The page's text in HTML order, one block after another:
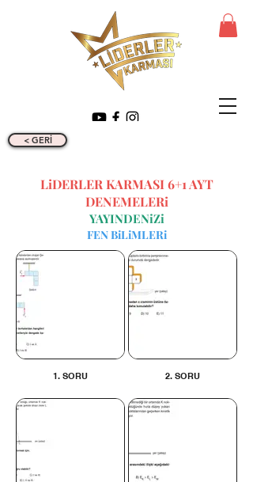
< GERİ
LiDERLER KARMASI 6+1 AYT
DENEMELERi
YAYINDENiZi
FEN BiLiMLERi
1. SORU 2. SORU